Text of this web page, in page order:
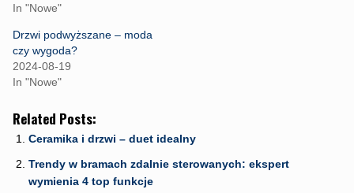
a
e
b
o
o
k
(
e
n
s
i
n
w
t
t
n
s
n
e
w
w
t
i
n
w
In "Nowe"
Drzwi podwyższane – moda
czy wygoda?
2024-08-19
In "Nowe"
Related Posts:
Ceramika i drzwi – duet idealny
Trendy w bramach zdalnie sterowanych: ekspert
wymienia 4 top funkcje